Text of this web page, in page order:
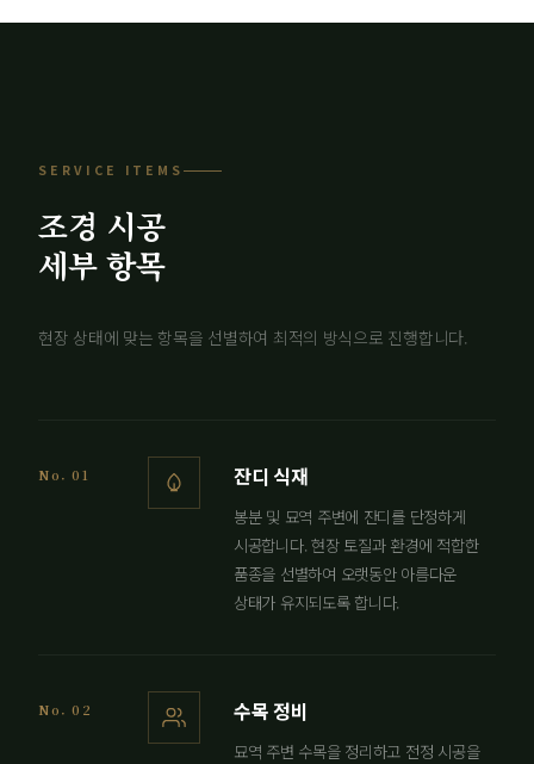
SERVICE ITEMS
조경 시공
세부 항목
현장 상태에 맞는 항목을 선별하여 최적의 방식으로 진행합니다.
No. 01 잔디 식재
봉분 및 묘역 주변에 잔디를 단정하게
시공합니다. 현장 토질과 환경에 적합한
품종을 선별하여 오랫동안 아름다운
상태가 유지되도록 합니다.
No. 02 수목 정비
묘역 주변 수목을 정리하고 전정 시공을